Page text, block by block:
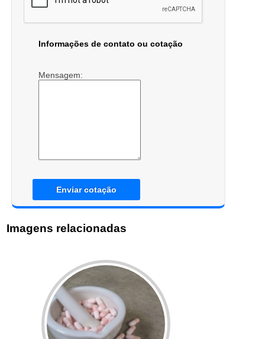
Informações de contato ou cotação
Mensagem:
Enviar cotação
Imagens relacionadas